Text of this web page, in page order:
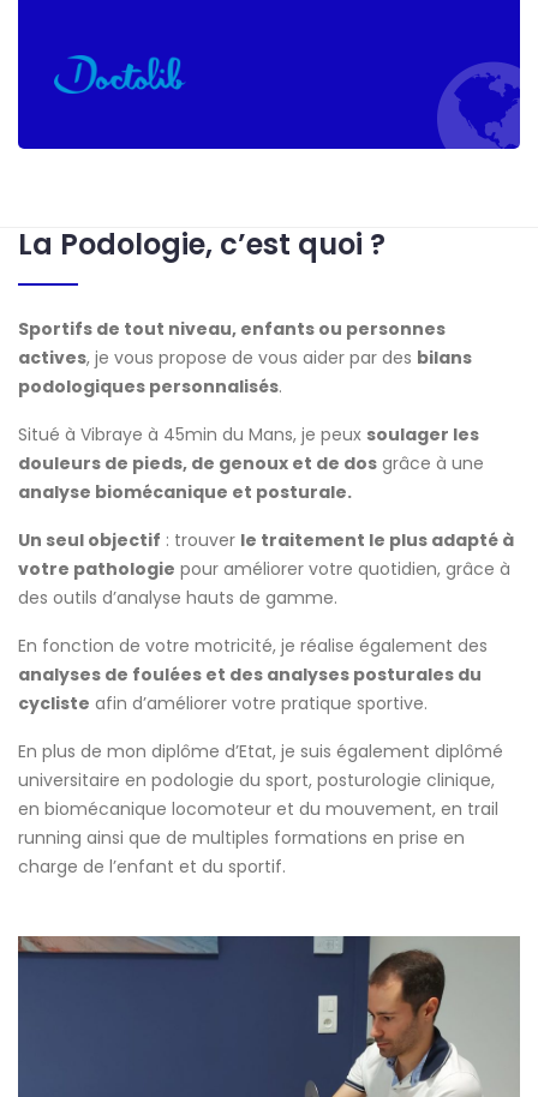
La Podologie, c’est quoi ?
Sportifs de tout niveau, enfants ou personnes
actives, je vous propose de vous aider par des bilans
podologiques personnalisés.
Situé à Vibraye à 45min du Mans, je peux soulager les
douleurs de pieds, de genoux et de dos grâce à une
analyse biomécanique et posturale.
Un seul objectif : trouver le traitement le plus adapté à
votre pathologie pour améliorer votre quotidien, grâce à
des outils d’analyse hauts de gamme.
En fonction de votre motricité, je réalise également des
analyses de foulées et des analyses posturales du
cycliste afin d’améliorer votre pratique sportive.
En plus de mon diplôme d’Etat, je suis également diplômé
universitaire en podologie du sport, posturologie clinique,
en biomécanique locomoteur et du mouvement, en trail
running ainsi que de multiples formations en prise en
charge de l’enfant et du sportif.